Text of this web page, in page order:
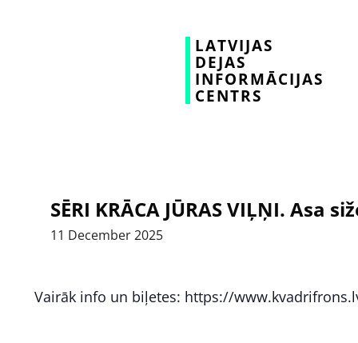
LATVIJAS
DEJAS
INFORMĀCIJAS
CENTRS
SĒRI KRĀCA JŪRAS VIĻŅI. Asa
11 December2025
Vairāk info un biļetes: https://